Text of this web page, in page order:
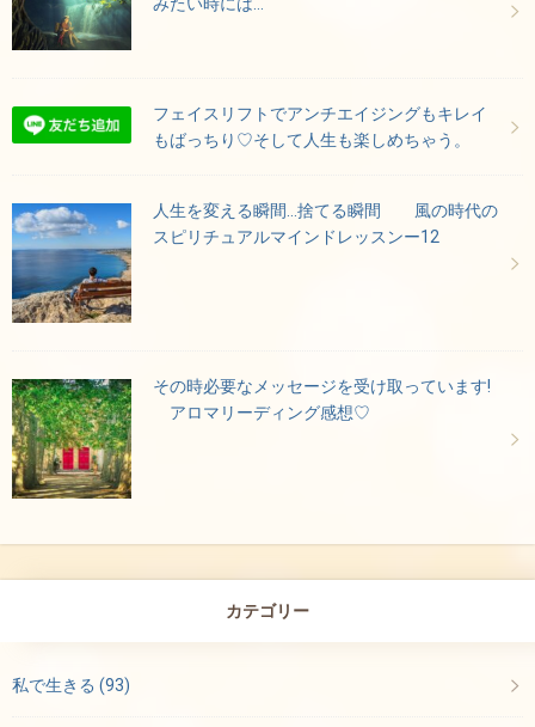
みたい時には…
フェイスリフトでアンチエイジングもキレイ
もばっちり♡そして人生も楽しめちゃう。
人生を変える瞬間…捨てる瞬間 風の時代の
スピリチュアルマインドレッスンー12
その時必要なメッセージを受け取っています!
アロマリーディング感想♡
カテゴリー
私で生きる (93)